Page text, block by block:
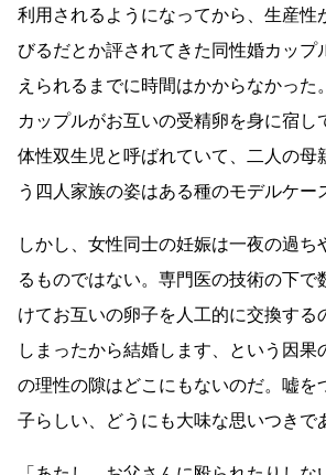
利用されるようになってから、生産性
びるだとか評されてきた同性婚カップ
えられるまでに時間はかからなかった
カップルがお互いの受精卵を身に宿し
体性双生児と呼ばれていて、二人の母
う四人家族の姿はある種のモデルケー
しかし、女性同士の妊娠は一夜の過ち
るものではない。専門医の技術の下で
けてお互いの卵子を人工的に交換する
しまったから結婚します、という因果
の理性の隙はどこにもないのだ。嘘を
子らしい、どうにも大味な思いつきで